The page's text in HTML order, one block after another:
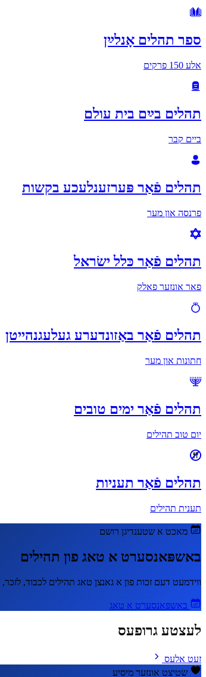
ספר תהלים אָנלײַן
אלע 150 פרקים
תהלים בײַם בית עולם
ביים קבר
תהלים פֿאַר פּערזענלעכע בקשות
פרנסה און מער
תהלים פֿאַר כּלל ישׂראל
פאר אונזער פאלק
תהלים פֿאַר באַזונדערע געלעגנהייטן
חתונות און מער
תהלים פֿאַר ימים טובים
יום טוב תהילים
תהלים פֿאַר תעניות
תענית תהילים
מאכט א שטענדיגן רושם
באשפּאנסערט א טאג פון תהילים
ווידמעט דעם זכות פון א גאנצן טאג תהילים לכבוד,
באשפּאנסערט א טאג
לעצטע גרופעס
זעט אלעס
שטיצט אונזער מיסיע